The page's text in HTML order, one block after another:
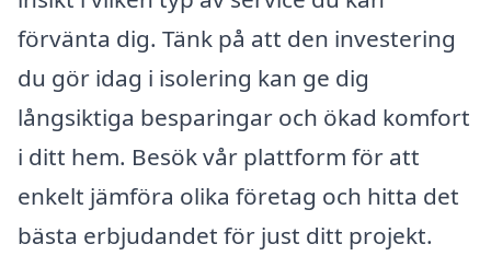
förvänta dig. Tänk på att den investering
du gör idag i isolering kan ge dig
långsiktiga besparingar och ökad komfort
i ditt hem. Besök vår plattform för att
enkelt jämföra olika företag och hitta det
bästa erbjudandet för just ditt projekt.